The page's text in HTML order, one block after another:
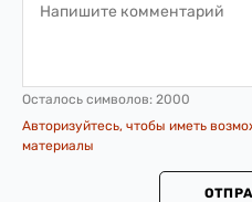
Осталось символов: 2000
Авторизуйтесь, чтобы иметь
материалы